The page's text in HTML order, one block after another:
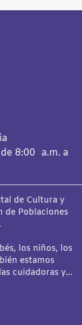
8:00 a.m. a
de Cultura y
de Poblaciones
los niños, los
estamos
cuidadoras y…